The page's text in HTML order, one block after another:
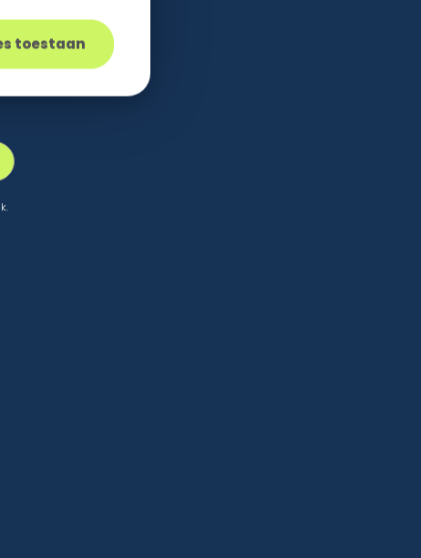
toestaan